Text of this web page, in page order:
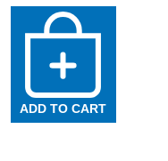
ADD TO CART